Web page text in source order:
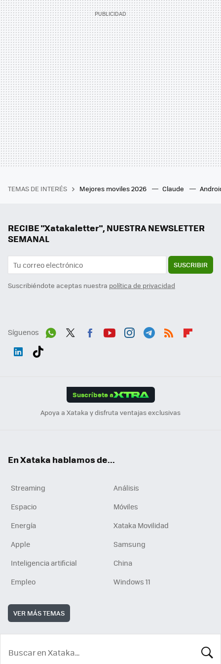
TEMAS DE INTERÉS Mejores moviles 2026 Claude
RECIBE "Xatakaletter", NUESTRA NEWSLETTER
SEMANAL
SUSCRIBIR
Suscribiéndote aceptas nuestra política de privacidad
Síguenos
Suscríbete a
Apoya a Xataka y disfruta ventajas exclusivas
En Xataka hablamos de...
Streaming
Análisis
Espacio
Móviles
Energía
Xataka Movilidad
Apple
Samsung
Inteligencia artificial
China
Empleo
Windows 11
VER MÁS TEMAS